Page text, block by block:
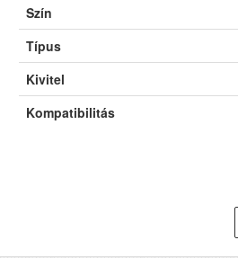
Szín
Típus
Kivitel
Kompatibilitás